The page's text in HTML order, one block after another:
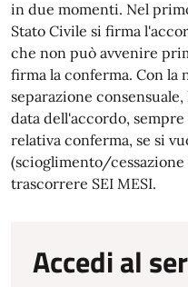
in due momenti. Nel
Stato Civile si firma
che non può avvenire
firma la conferma. Con la
separazione
data dell'accordo,
relativa conferma, se si
(scioglimento/
trascorrere SEI MESI.
Accedi al